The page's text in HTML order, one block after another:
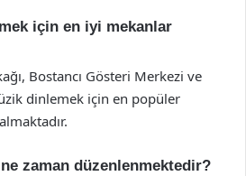
için en iyi mekanlar
Bostancı Gösteri Merkezi ve
dinlemek için en popüler
zaman düzenlenmektedir?